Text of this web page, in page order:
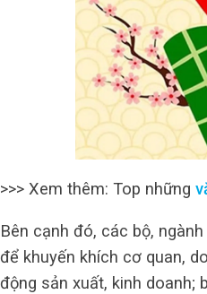
>>> Xem thêm: Top những
Bên cạnh đó, các bộ,
để khuyến khích cơ quan,
động sản xuất, kinh doanh;